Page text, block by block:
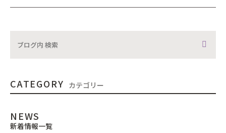
CATEGORY カテゴリー
NEWS
新着情報一覧